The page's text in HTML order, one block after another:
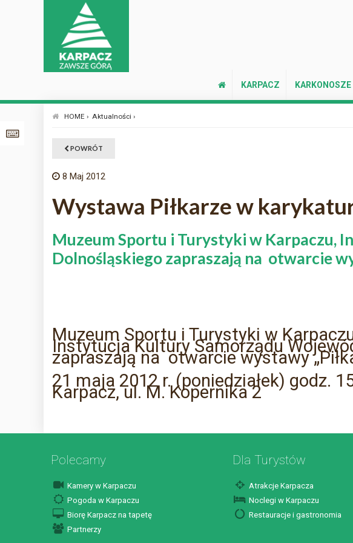
KARPACZ KARKONOSZE
HOME › Aktualności ›
POWRÓT
8 Maj 2012
Wystawa Piłkarze w
Muzeum Sportu i Turystyki w Karpaczu,
Dolnośląskiego zapraszają na otwarcie
Muzeum Sportu i Turystyki w
Instytucja Kultury Samorządu
zapraszają na otwarcie wystawy
21 maja 2012 r. (poniedziałek) godz.
Karpacz, ul. M. Kopernika 2
Polecamy
Kamery w Karpaczu
Pogoda w Karpaczu
Biorę Karpacz na tapetę
Partnerzy
Dla Turystów
Atrakcje Karpacza
Noclegi w Karpaczu
Restauracje i gastronomia